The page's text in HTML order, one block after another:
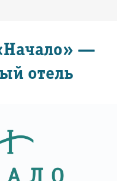
—
отель